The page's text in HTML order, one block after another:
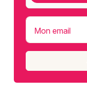
Mon email